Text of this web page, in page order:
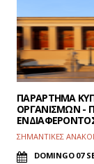
ΠΑΡΑΡΤΗΜΑ
ΟΡΓΑΝΙΣΜΩΝ -
ΣΗΜΑΝΤΙΚΕΣ
DOMINGO 07